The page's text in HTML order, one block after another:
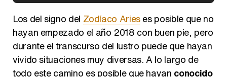
Carlota Corredera y Javier de Hoyos: "La tele tiene que representar al público también y aquí están todos los perfiles posibles&quo;
Los del signo del Zodíaco Arieses posible que no
hayan empezado el año 2018 con buen pie, pero
durante el transcurso del lustro puede que hayan
vivido situaciones muy diversas. A lo largo de
todo este camino es posible que hayan conocido